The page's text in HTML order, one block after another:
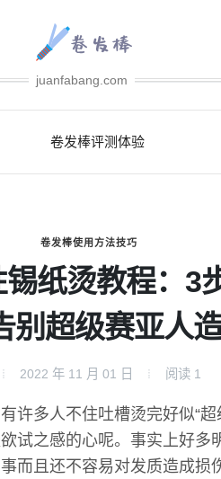
juanfabang.com
卷发棒评测体验
卷发棒使用方法技巧
纸烫教程：3
别超级赛亚人
2022 年 11 月 01 日 阅读 1
许多人不住吐槽烫完好似“
试之感的心呢。事实上好多
而且还不容易对发质造成损